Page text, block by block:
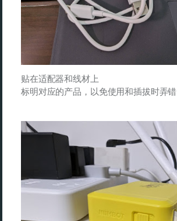
贴在适配器和线材上
标明对应的产品，以免使用和插拔时弄错